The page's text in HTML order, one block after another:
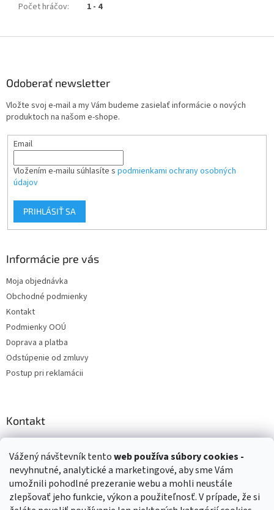
Vážený návštevník tentoweb používasúbory cookies -
nevyhnutné, analytické a marketingové, aby sme Vám
umožnili pohodlné prezeranie webu a mohli neustále
zlepšovať jeho funkcie, výkon a použiteľnosť. V prípade, že si
Počet hráčov: 1 - 4
Odoberať newsletter
Vložte svoj e-mail a my Vám budeme zasielať informácie o nových
produktoch na našom e-shope.
Email
Vložením e-mailu súhlasíte s podmienkami ochrany osobných
údajov
PRIHLÁSIŤ SA
Informácie pre vás
Moja objednávka
Obchodné podmienky
Kontakt
Podmienky OOÚ
Doprava a platba
Odstúpenie od zmluvy
Postup pri reklamácii
Kontakt
+421 903 144 673